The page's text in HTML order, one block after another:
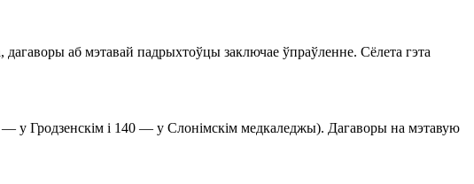
аб мэтавай падрыхтоўцы заключае ўпраўленне. Сёлета гэта
у Гродзенскім і 140 — у Слонімскім медкаледжы). Дагаворы на мэтавую